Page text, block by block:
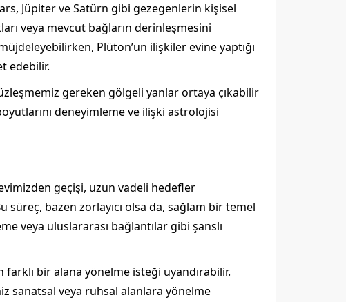
Jüpiter ve Satürn gibi gezegenlerin kişisel
veya mevcut bağların derinleşmesini
Plüton’un ilişkiler evine yaptığı
edebilir.
gereken gölgeli yanlar ortaya çıkabilir
deneyimleme ve ilişki astrolojisi
geçişi, uzun vadeli hedefler
bazen zorlayıcı olsa da, sağlam bir temel
veya uluslararası bağlantılar gibi şanslı
bir alana yönelme isteği uyandırabilir.
sanatsal veya ruhsal alanlara yönelme